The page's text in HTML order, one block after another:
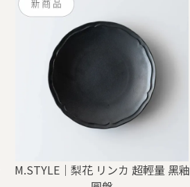
M.STYLE｜梨花 リンカ 超輕量 黑釉